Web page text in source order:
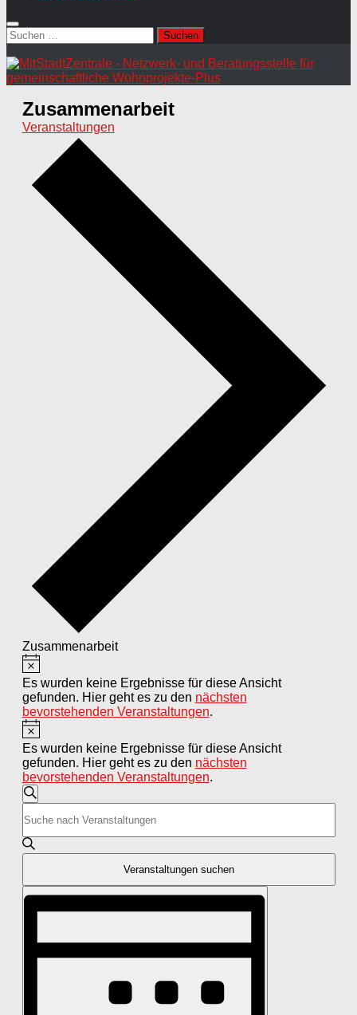
Suchen
nach:
Zusammenarbeit
Veranstaltungen
Zusammenarbeit
Veranstaltungen
Hinweis
Es wurden keine Ergebnisse für diese Ansicht
gefunden. Hier geht es zu den nächsten
bevorstehenden Veranstaltungen.
Hinweis
Es wurden keine Ergebnisse für diese Ansicht
gefunden. Hier geht es zu den nächsten
bevorstehenden Veranstaltungen.
Veranstaltungen
Suche
und
Ansichten,
Navigation
Suche
Schlüsselwort
eingeben.
Suche
Veranstaltungen
Schlüsselwort.
Veranstaltungen suchen
Veranstaltung
Ansichten-